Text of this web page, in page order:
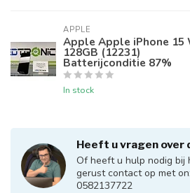
APPLE
Apple Apple iPhone 15
128GB (12231)
Batterijconditie 87%
In stock
Heeft u vragen over
Of heeft u hulp nodig bij
gerust contact op met
0582137722